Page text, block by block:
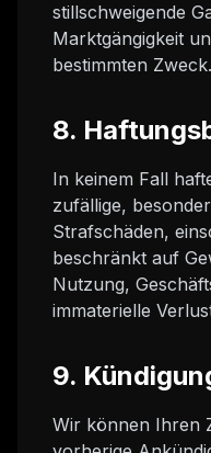
stillschweigende
Marktgängigkeit
bestimmten Zweck.
8.
In keinem Fall
zufällige,
Strafschäden,
beschränkt auf
Nutzung,
immaterielle
9.
Wir können Ihren